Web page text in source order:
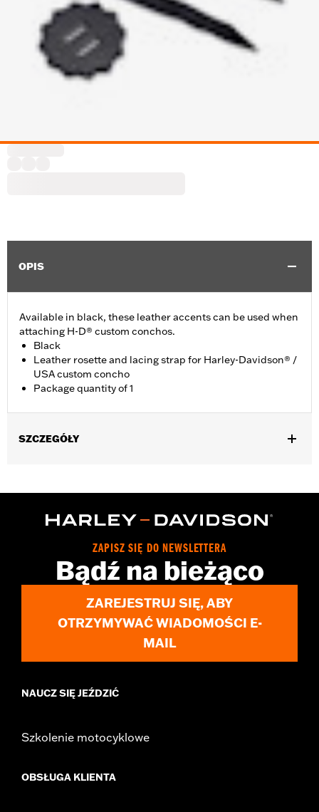
OPIS
Available in black, these leather accents can be used when
attaching H-D® custom conchos.
Black
Leather rosette and lacing strap for Harley-Davidson® /
USA custom concho
Package quantity of 1
SZCZEGÓŁY
Sold Separately:Conchos
1 leather rosette and lacing strap
for full details
ZAPISZ SIĘ DO NEWSLETTERA
Bądź na bieżąco
ZAREJESTRUJ SIĘ, ABY
OTRZYMYWAĆ WIADOMOŚCI E-
MAIL
NAUCZ SIĘ JEŹDZIĆ
Szkolenie motocyklowe
OBSŁUGA KLIENTA